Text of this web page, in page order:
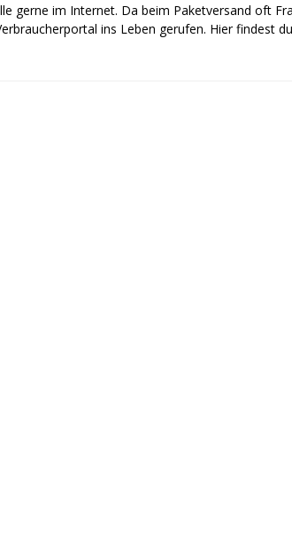
gerne im Internet. Da beim Paketversand oft
ins Leben gerufen. Hier findest